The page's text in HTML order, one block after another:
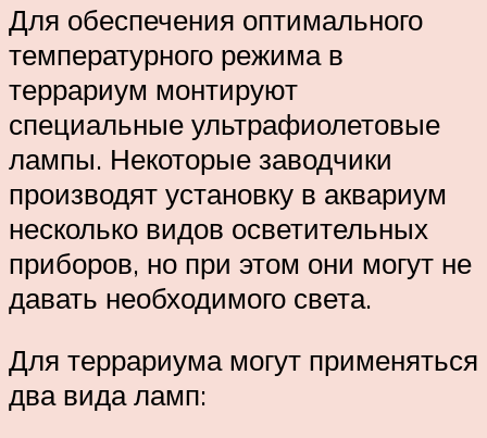
Для обеспечения оптимального
температурного режима в
террариум монтируют
специальные ультрафиолетовые
лампы. Некоторые заводчики
производят установку в аквариум
несколько видов осветительных
приборов, но при этом они могут не
давать необходимого света.
Для террариума могут применяться
два вида ламп: